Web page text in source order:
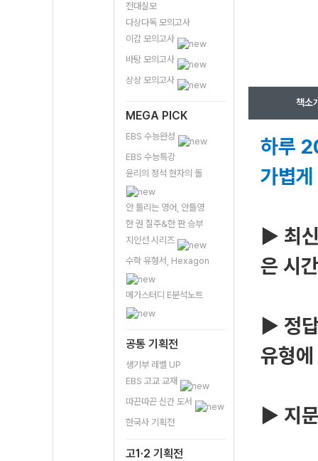
전대실모
다상다독 모의고사
이감 모의고사
바탕 모의고사
상상 모의고사
MEGA PICK
EBS 수능완성
EBS 수능특강
윤리의 정석 현자의 돌
안 틀리는 영어, 안틀영
한 권 질주&한 판 승부
지인선 시리즈
수학 유형서, Hexagon
메가스터디 E분석노트
공통 기획전
생기부 레벨 UP
EBS 고교 교재
따끈따끈 신간 도서
한국사 기획전
고1·2 기획전
책소
하루
가볍
▶ 최
은 시
▶ 정
유형
▶ 지